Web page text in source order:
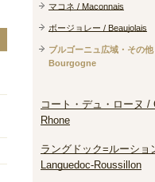
マコネ / Maconnais
ボージョレー / Beaujolais
ブルゴーニュ広域・その他
Bourgogne
コート・デュ・ローヌ /
Rhone
ラングドック=ルーショ
Languedoc-Roussillon